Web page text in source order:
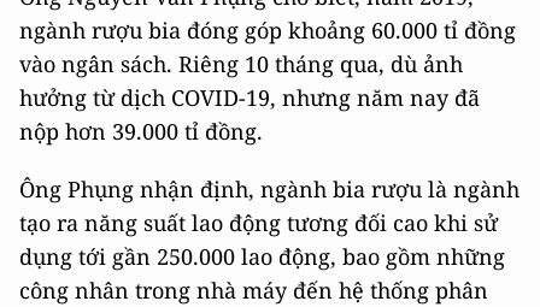
ngành rượu bia đóng góp khoảng 60.000 tỉ đồng
vào ngân sách. Riêng 10 tháng qua, dù ảnh
hưởng từ dịch COVID-19, nhưng năm nay đã
nộp hơn 39.000 tỉ đồng.
Ông Phụng nhận định, ngành bia rượu là ngành
tạo ra năng suất lao động tương đối cao khi sử
dụng tới gần 250.000 lao động, bao gồm những
công nhân trong nhà máy đến hệ thống phân